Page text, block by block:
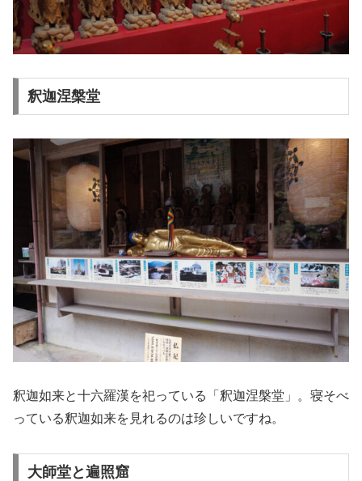
釈迦涅槃堂
釈迦如来と十六羅漢を祀っている「釈迦涅槃堂」。寝そべ
っている釈迦如来を見れるのは珍しいですね。
大師堂と遍照窟